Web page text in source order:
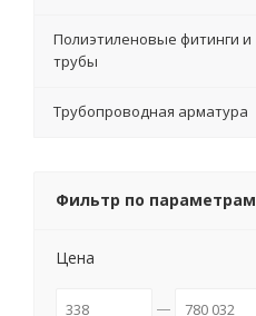
Полиэтиленовые фитинги и
трубы
Трубопроводная арматура
Фильтр по параметрам
Цена